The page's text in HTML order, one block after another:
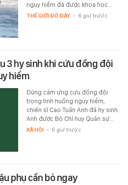
nguy hiểm đã được khoa học…
THẾ GIỚI ĐÓ ĐÂY - 6 giờ trước
3 hy sinh khi cứu đồng đội
hiểm
Dũng cảm ứng cứu đồng đội
trong tình huống nguy hiểm,
chiến sĩ Cao Tuấn Anh đã hy sinh.
Anh được Bộ Chỉ huy Quân sự…
XÃ HỘI - 6 giờ trước
phụ cần bỏ ngay